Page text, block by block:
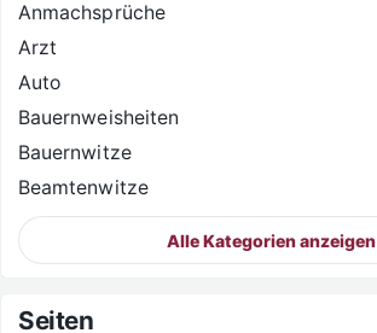
Anmachsprüche
Arzt
Auto
Bauernweisheiten
Bauernwitze
Beamtenwitze
Alle Kategorien anzeigen
Seiten